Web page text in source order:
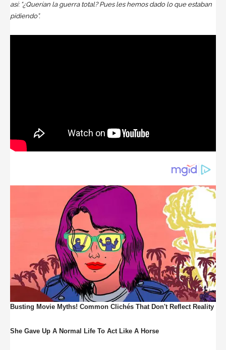
así: “¿Querían la guerra total? Pues les hemos dado lo que estaban
pidiendo”.